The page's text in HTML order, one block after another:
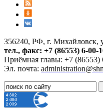
356240, РФ, г. Михайловск,
тел., факс: +7 (86553) 6-00-
Приёмная главы: +7 (86553)
Эл. почта: